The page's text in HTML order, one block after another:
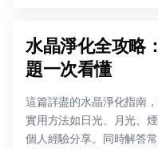
水晶淨化全攻略
題一次看懂
這篇詳盡的水晶淨化指南
實用方法如日光、月光、
個人經驗分享。同時解答